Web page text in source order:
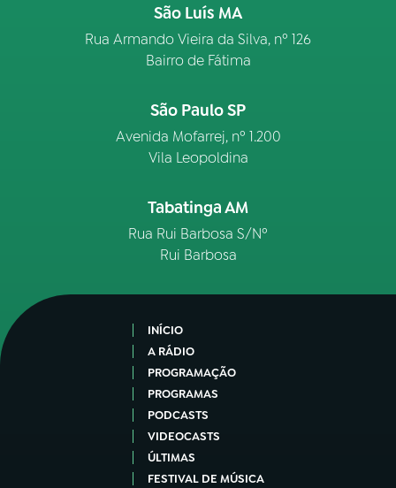
São Luís MA
Rua Armando Vieira da Silva, nº 126
Bairro de Fátima
São Paulo SP
Avenida Mofarrej, nº 1.200
Vila Leopoldina
Tabatinga AM
Rua Rui Barbosa S/Nº
Rui Barbosa
INÍCIO
A RÁDIO
PROGRAMAÇÃO
PROGRAMAS
PODCASTS
VIDEOCASTS
ÚLTIMAS
FESTIVAL DE MÚSICA